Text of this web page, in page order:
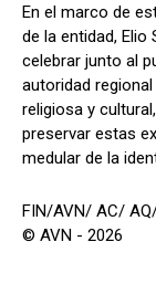
En el marco de
de la entidad, Elio
celebrar junto al
autoridad
religiosa y
preservar estas
medular de la
FIN/AVN/ AC/
© AVN - 2026